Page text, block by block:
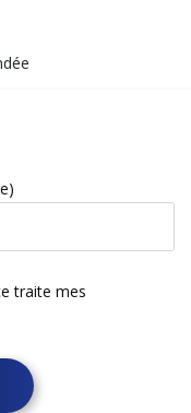
traite mes